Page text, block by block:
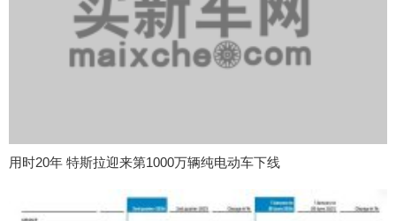
用时20年 特斯拉迎来第1000万辆纯电动车下线